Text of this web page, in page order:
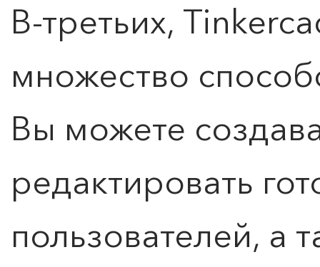
В-третьих,
множество
Вы можете
редактировать
пользователей, а